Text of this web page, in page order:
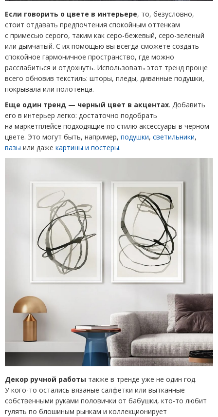
Если говорить о цвете в интерьере, то, безусловно,
стоит отдавать предпочтения спокойным оттенкам
с примесью серого, таким как серо-бежевый, серо-зеленый
или дымчатый. С их помощью вы всегда сможете создать
спокойное гармоничное пространство, где можно
расслабиться и отдохнуть. Использовать этот тренд проще
всего обновив текстиль: шторы, пледы, диванные подушки,
покрывала или полотенца.
Еще один тренд — черный цвет в акцентах. Добавить
его в интерьер легко: достаточно подобрать
на маркетплейсе подходящие по стилю аксессуары в черном
цвете. Это могут быть, например, подушки, светильники,
вазы или даже картины и постеры.
Декор ручной работы также в тренде уже не один год.
У кого-то остались вязаные салфетки или вытканные
собственными руками половички от бабушки, кто-то любит
гулять по блошиным рынкам и коллекционирует